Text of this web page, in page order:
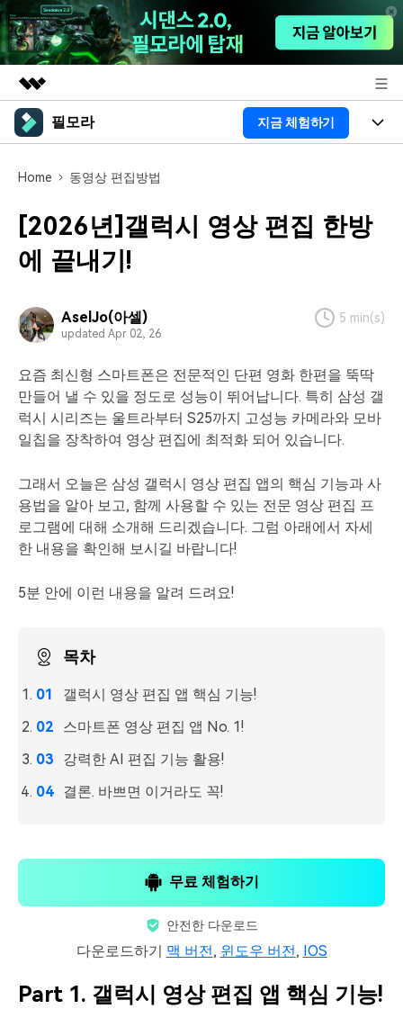
주요 제품
유틸리티
솔루션
회사 소개
뉴스룸
필모라 지금 체험하기
AI
AI 기능 HOT
영상 편집 자료실
고객 지원
핫한 콘텐츠
필모라 정보
더 알아보기
기타 콘텐츠
검색
Home 동영상 편집방법
[2026년]갤럭시 영상 편집 한방
에 끝내기!
AselJo(아셀)
updated Apr 02, 26
5 min(s)
요즘 최신형 스마트폰은 전문적인 단편 영화 한편을 뚝딱
만들어 낼 수 있을 정도로 성능이 뛰어납니다. 특히 삼성 갤
럭시 시리즈는 울트라부터 S25까지 고성능 카메라와 모바
일칩을 장착하여 영상 편집에 최적화 되어 있습니다.
그래서 오늘은 삼성 갤럭시 영상 편집 앱의 핵심 기능과 사
용법을 알아 보고, 함께 사용할 수 있는 전문 영상 편집 프
로그램에 대해 소개해 드리겠습니다. 그럼 아래에서 자세
한 내용을 확인해 보시길 바랍니다!
5분 안에 이런 내용을 알려 드려요!
목차
갤럭시 영상 편집 앱 핵심 기능!
스마트폰 영상 편집 앱 No. 1!
강력한 AI 편집 기능 활용!
결론. 바쁘면 이거라도 꼭!
무료 체험하기
안전한 다운로드
다운로드하기 맥 버전, 윈도우 버전, IOS
Part 1. 갤럭시 영상 편집 앱 핵심 기능!